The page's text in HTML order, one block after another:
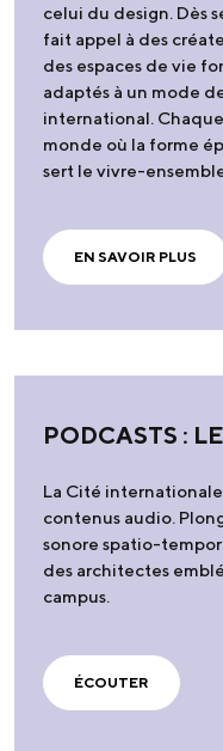
celui du design. Dès
fait appel à des
des espaces de vie
adaptés à un mode
international.
monde où la forme
sert le vivre-
EN SAVOIR PLUS
PODCASTS :
La Cité internationale
contenus audio.
sonore spatio-
des architectes
campus.
ÉCOUTER